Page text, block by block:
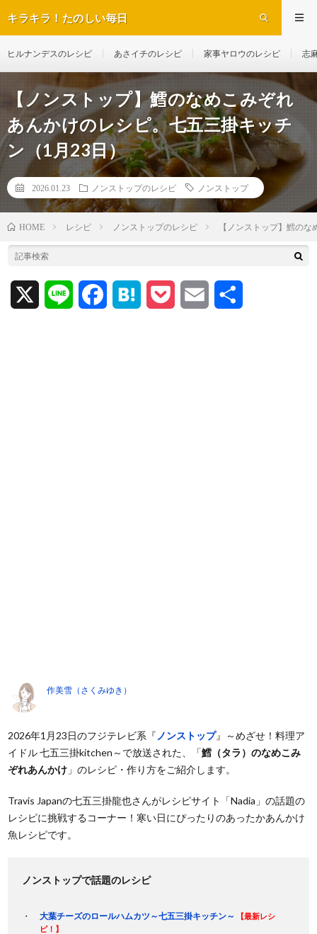
キラキラ！たのしい毎日
ヒルナンデスのレシピ あさイチのレシピ 家事ヤロウのレシピ 志
【ノンストップ】鱈のなめこみぞれ
あんかけのレシピ。七五三掛キッチ
ン（1月23日）
2026.01.23 ノンストップのレシピ ノンストップ
HOME レシピ ノンストップのレシピ 【ノンストップ】鱈の
作美雪（さくみゆき）
2026年1月23日のフジテレビ系『 ノンストップ』～めざせ！料理ア
イドル 七五三掛kitchen～で放送された、「鱈（タラ）のなめこみ
ぞれあんかけ 」のレシピ・作り方をご紹介します。
Travis Japanの七五三掛龍也さんがレシピサイト「Nadia」の話題の
レシピに挑戦するコーナー！寒い日にぴったりのあったかあんかけ
魚レシピです。
ノンストップで話題のレシピ
大葉チーズのロールハムカツ～七五三掛キッチン～
【最新レシ
ピ！】